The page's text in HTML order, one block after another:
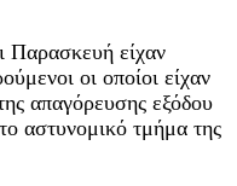
Παρασκευή είχαν
οι οποίοι είχαν
απαγόρευσης εξόδου
αστυνομικό τμήμα της